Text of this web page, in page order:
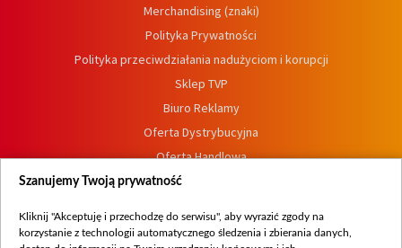
Merchandising (znaki)
Polityka Prywatności
Polityka przeciwdziałania nadużyciom i korupcji
Sklep TVP
Biuro Reklamy
Oferta Dystrybucyjna
Oferta Handlowa
Dostępność
Procedura zgłoszeń wewnętrznych
Szanujemy Twoją prywatność
Kliknij "Akceptuję i przechodzę do serwisu", aby wyrazić zgody na
korzystanie z technologii automatycznego śledzenia i zbierania danych,